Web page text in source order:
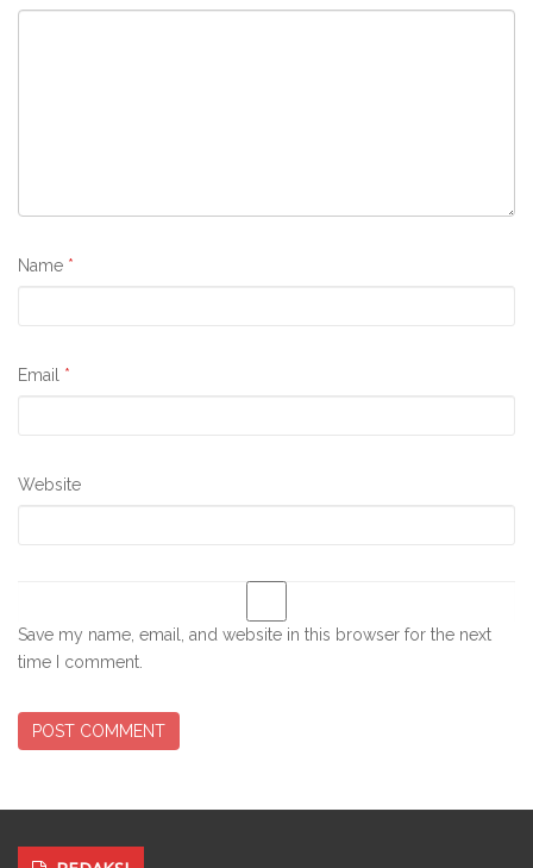
Name *
Email *
Website
Save my name, email, and website in this browser for the next
time I comment.